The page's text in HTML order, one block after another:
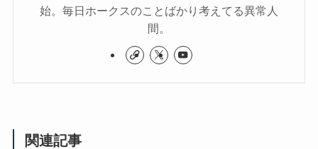
始。毎日ホークスのことばかり考えてる異常人
間。
関連記事